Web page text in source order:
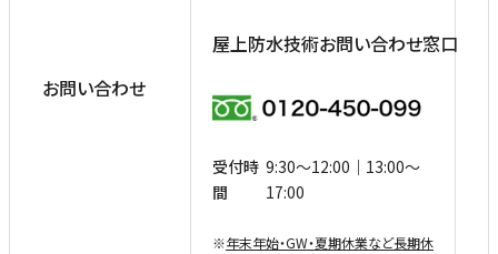
お問い合わせ
屋上防水技術お問い合わせ窓口
受付時
間
9:30〜12:00｜13:00〜
17:00
※年末年始・GW・夏期休業など⻑期休